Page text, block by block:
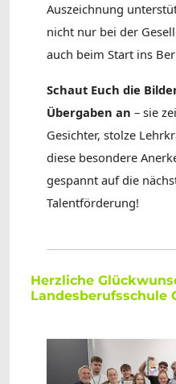
Auszeichnung
nicht nur bei der
auch beim Start ins
Schaut Euch die
Übergaben an – sie
Gesichter, stolze
diese besondere
gespannt auf die
Talentförderung!
Herzliche
Landesberufsschule